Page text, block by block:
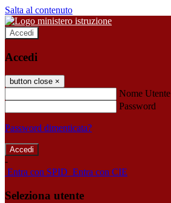
Salta al contenuto
Accedi
Accedi
button close ×
Nome Utente
Password
Password dimenticata?
-
Entra con SPID Entra con CIE
Seleziona utente